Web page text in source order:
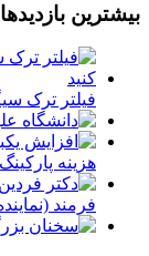
بیشترین
فیلتر ترک
هزینه
فرمند